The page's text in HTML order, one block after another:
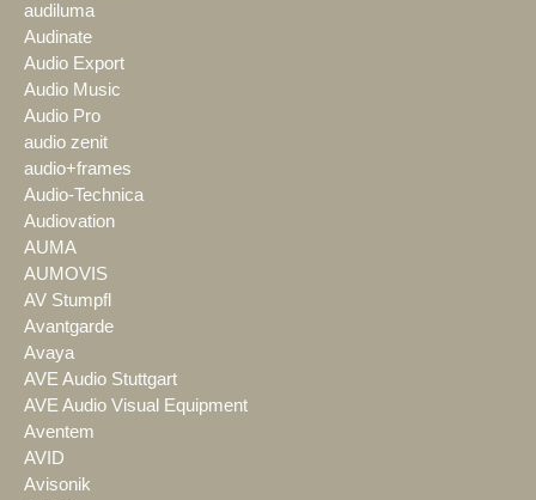
audiluma
Audinate
Audio Export
Audio Music
Audio Pro
audio zenit
audio+frames
Audio-Technica
Audiovation
AUMA
AUMOVIS
AV Stumpfl
Avantgarde
Avaya
AVE Audio Stuttgart
AVE Audio Visual Equipment
Aventem
AVID
Avisonik